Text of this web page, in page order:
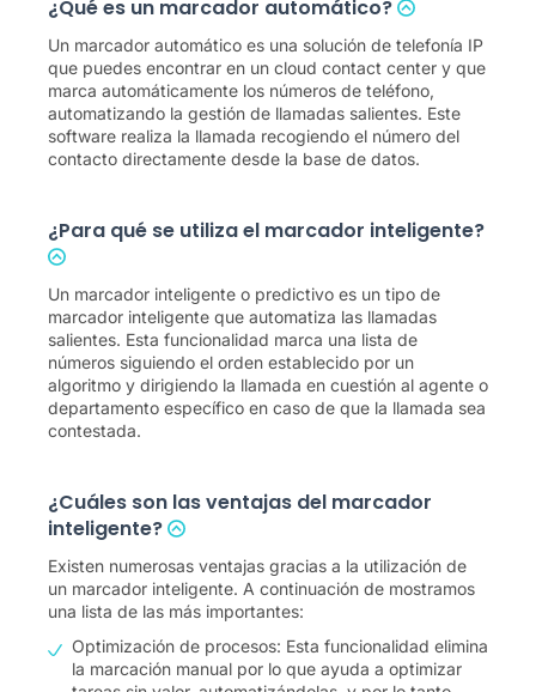
¿Qué es un marcador automático?
Un marcador automático es una solución de telefonía IP
que puedes encontrar en un cloud contact center y que
marca automáticamente los números de teléfono,
automatizando la gestión de llamadas salientes. Este
software realiza la llamada recogiendo el número del
contacto directamente desde la base de datos.
¿Para qué se utiliza el marcador inteligente?
Un marcador inteligente o predictivo es un tipo de
marcador inteligente que automatiza las llamadas
salientes. Esta funcionalidad marca una lista de
números siguiendo el orden establecido por un
algoritmo y dirigiendo la llamada en cuestión al agente o
departamento específico en caso de que la llamada sea
contestada.
¿Cuáles son las ventajas del marcador
inteligente?
Existen numerosas ventajas gracias a la utilización de
un marcador inteligente. A continuación de mostramos
una lista de las más importantes:
Optimización de procesos: Esta funcionalidad elimina
la marcación manual por lo que ayuda a optimizar